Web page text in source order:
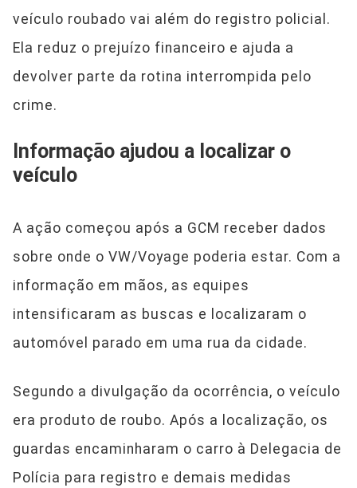
veículo roubado vai além do registro policial.
Ela reduz o prejuízo financeiro e ajuda a
devolver parte da rotina interrompida pelo
crime.
Informação ajudou a localizar o
veículo
A ação começou após a GCM receber dados
sobre onde o VW/Voyage poderia estar. Com a
informação em mãos, as equipes
intensificaram as buscas e localizaram o
automóvel parado em uma rua da cidade.
Segundo a divulgação da ocorrência, o veículo
era produto de roubo. Após a localização, os
guardas encaminharam o carro à Delegacia de
Polícia para registro e demais medidas